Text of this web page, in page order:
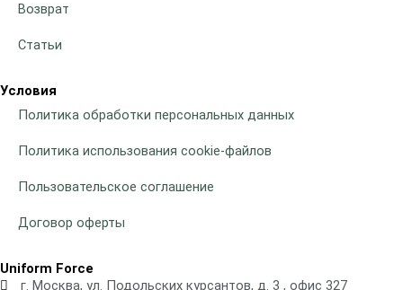
Возврат
Статьи
Условия
Политика обработки персональных данных
Политика использования cookie-файлов
Пользовательское соглашение
Договор оферты
Uniform Force
г. Москва, ул. Подольских курсантов, д. 3 , офис 327